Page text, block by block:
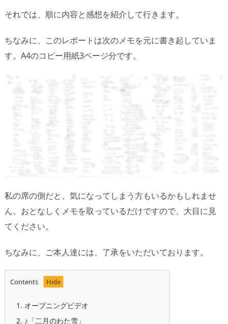
それでは、順に内容と感想を紹介して行きます。
ちなみに、このレポートは次のメモを元に書き起していま
す。A4のコピー用紙3ページ分です。
私の席の側だと、気になってしまう方もいるかもしれませ
ん。おとなしくメモを取っているだけですので、大目に見
てください。
ちなみに、ご本人達には、了承をいただいております。
Contents
1. オープニングビデオ
2. ♪「二月のわた雪」